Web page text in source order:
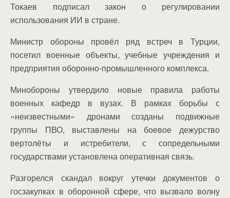
Токаев подписал закон о регулировании
использования ИИ в стране.
Министр обороны провёл ряд встреч в Турции,
посетил военные объекты, учебные учреждения и
предприятия оборонно-промышленного комплекса.
Минобороны утвердило новые правила работы
военных кафедр в вузах. В рамках борьбы с
«неизвестными» дронами созданы подвижные
группы ПВО, выставлены на боевое дежурство
вертолёты и истребители, с сопредельными
государствами установлена оперативная связь.
Разгорелся скандал вокруг утечки документов о
госзакупках в оборонной сфере, что вызвало волну